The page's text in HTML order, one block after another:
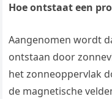
Hoe ontstaat een
Aangenomen wordt
ontstaan door
het zonneoppervlak
de magnetische